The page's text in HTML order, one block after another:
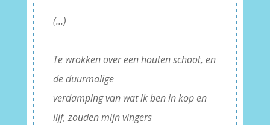
(…)
Te wrokken over een houten schoot, en
de duurmalige
verdamping van wat ik ben in kop en
lijf, zouden mijn vingers